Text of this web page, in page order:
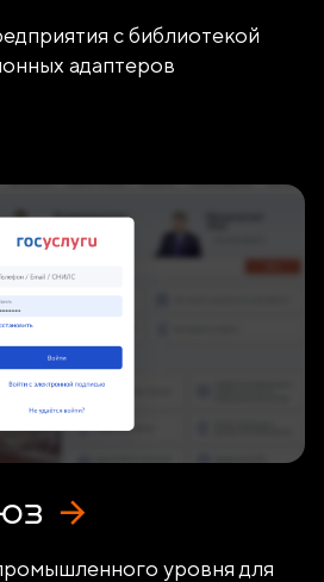
с библиотекой
адаптеров
уровня для